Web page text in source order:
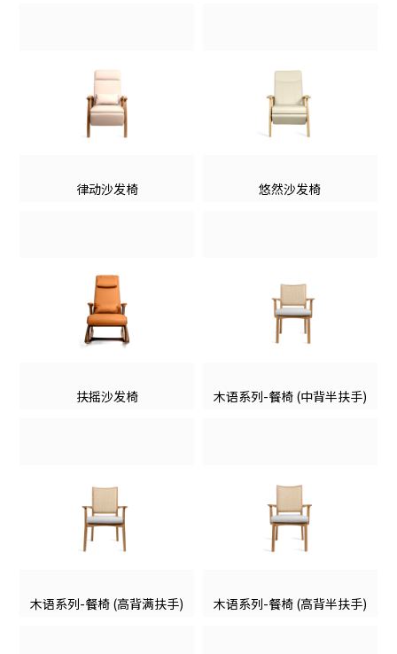
律动沙发椅 悠然沙发椅
扶摇沙发椅 木语系列-餐椅 (中背半扶手)
木语系列-餐椅 (高背满扶手) 木语系列-餐椅 (高背半扶手)